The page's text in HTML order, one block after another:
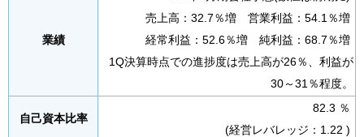
業績
売上高：32.7％増 営業利益：54.1％増
経常利益：52.6％増 純利益：68.7％増
1Q決算時点での進捗度は売上高が26％、利益が
30～31％程度。
自己資本比率
82.3 ％
(経営レバレッジ：1.22 )